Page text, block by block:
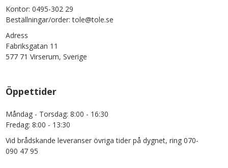
Kontor: 0495-302 29
Beställningar/order: tole@tole.se
Adress
Fabriksgatan 11
577 71 Virserum, Sverige
Öppettider
Måndag - Torsdag: 8:00 - 16:30
Fredag: 8:00 - 13:30
Vid brådskande leveranser övriga tider på dygnet, ring 070-
090 47 95